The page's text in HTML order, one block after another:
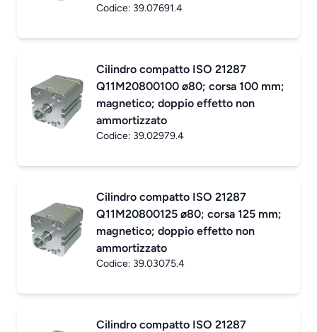
Codice: 39.07691.4
Cilindro compatto ISO 21287
Q11M20800100 ø80; corsa 100 mm;
magnetico; doppio effetto non
ammortizzato
Codice: 39.02979.4
Cilindro compatto ISO 21287
Q11M20800125 ø80; corsa 125 mm;
magnetico; doppio effetto non
ammortizzato
Codice: 39.03075.4
Cilindro compatto ISO 21287